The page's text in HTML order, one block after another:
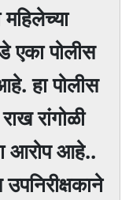
एका पोलीस
हा पोलीस
रांगोळी
आरोप आहे..
उपनिरीक्षकाने